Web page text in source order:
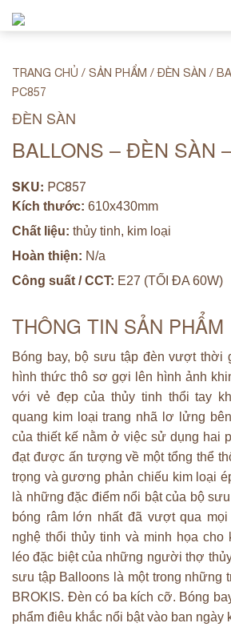
TRANG CHỦ / SẢN PHẨM / ĐÈN SÀN /
PC857
ĐÈN SÀN
BALLONS – ĐÈN SÀN
SKU: PC857
Kích thước: 610x430mm
Chất liệu: thủy tinh, kim loại
Hoàn thiện: N/a
Công suất / CCT: E27 (TỐI ĐA 60W)
THÔNG TIN SẢN PHẨM
Bóng bay, bộ sưu tập đèn vượt thời
hình thức thô sơ gợi lên hình ảnh
với vẻ đẹp của thủy tinh thổi tay
quang kim loại trang nhã lơ lửng
của thiết kế nằm ở việc sử dụng hai
đạt được ấn tượng về một tổng thể
trọng và gương phản chiếu kim loại
là những đặc điểm nổi bật của bộ
bóng râm lớn nhất đã vượt qua
nghệ thổi thủy tinh và minh họa cho
léo đặc biệt của những người thợ
sưu tập Balloons là một trong những
BROKIS. Đèn có ba kích cỡ. Bóng
phẩm điêu khắc nổi bật vào ban ngày